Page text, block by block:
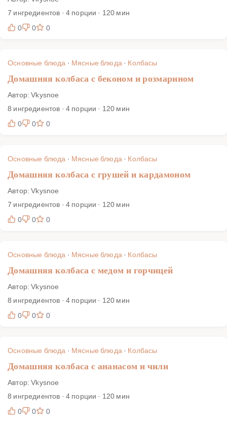
7 ингредиентов · 4 порции · 120 мин
0
0 0
Основные блюда · Мясные блюда· Колбасы
Домашняя колбаса с беконом и розмарином
Автор: Vkysnoe
8 ингредиентов · 4 порции · 120 мин
0
0 0
Основные блюда · Мясные блюда· Колбасы
Домашняя колбаса с грушей и кардамоном
Автор: Vkysnoe
7 ингредиентов · 4 порции · 120 мин
0
0 0
Основные блюда · Мясные блюда· Колбасы
Домашняя колбаса с медом и горчицей
Автор: Vkysnoe
8 ингредиентов · 4 порции · 120 мин
0
0 0
Основные блюда · Мясные блюда· Колбасы
Домашняя колбаса с ананасом и чили
Автор: Vkysnoe
8 ингредиентов · 4 порции · 120 мин
0
0 0